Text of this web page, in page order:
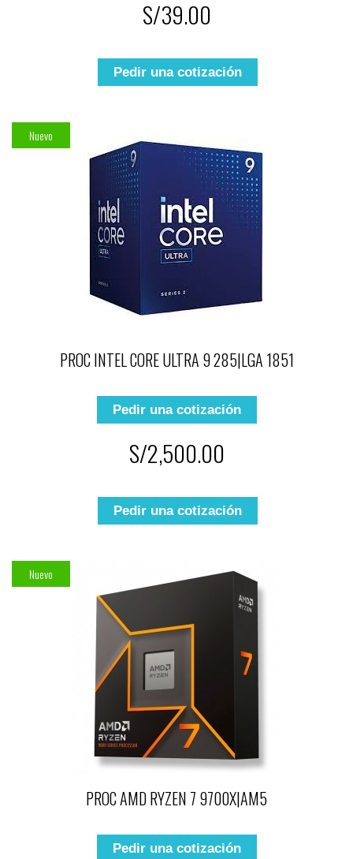
S/39.00
Pedir una cotización
Nuevo
PROC INTEL CORE ULTRA 9 285|LGA 1851
Pedir una cotización
S/2,500.00
Pedir una cotización
Nuevo
PROC AMD RYZEN 7 9700X|AM5
Pedir una cotización